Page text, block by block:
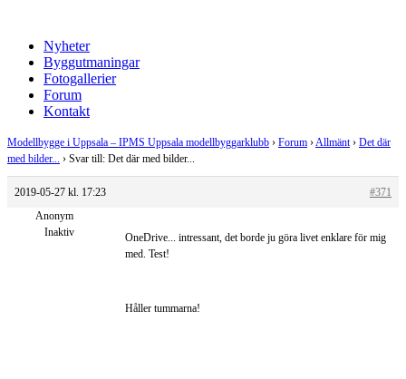
Nyheter
Byggutmaningar
Fotogallerier
Forum
Kontakt
Modellbygge i Uppsala – IPMS Uppsala modellbyggarklubb › Forum ›Allmänt › Det där
med bilder... › Svar till: Det där med bilder...
2019-05-27 kl. 17:23
#371
Anonym
Inaktiv
OneDrive... intressant, det borde ju göra livet enklare för mig
med. Test!
Håller tummarna!